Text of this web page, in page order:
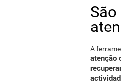
A
atenção